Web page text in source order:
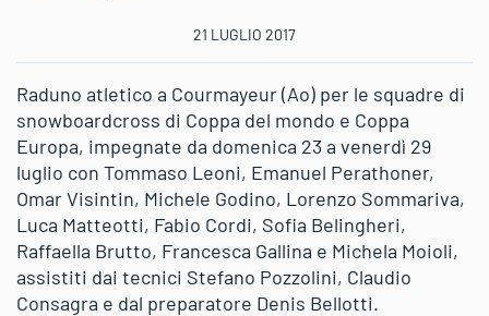
21 LUGLIO 2017
Raduno atletico a Courmayeur (Ao) per le squadre di
snowboardcross di Coppa del mondo e Coppa
Europa, impegnate da domenica 23 a venerdì 29
luglio con Tommaso Leoni, Emanuel Perathoner,
Omar Visintin, Michele Godino, Lorenzo Sommariva,
Luca Matteotti, Fabio Cordi, Sofia Belingheri,
Raffaella Brutto, Francesca Gallina e Michela Moioli,
assistiti dai tecnici Stefano Pozzolini, Claudio
Consagra e dal preparatore Denis Bellotti.